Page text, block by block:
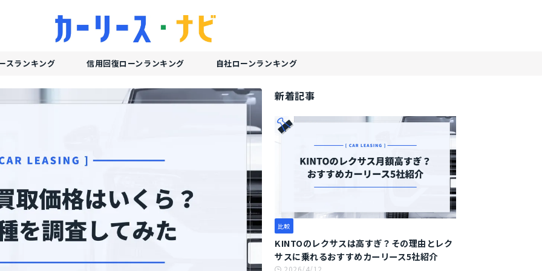
スランキング 信用回復ローンランキング 自社ローンランキング
新着記事
比較
KINTOのレクサスは高すぎ？その理由とレク
サスに乗れるおすすめカーリース5社紹介
2026/4/12